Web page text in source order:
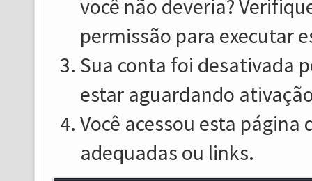
você não deveria?
permissão para executar
Sua conta foi desativada
estar aguardando
Você acessou esta
adequadas ou links.